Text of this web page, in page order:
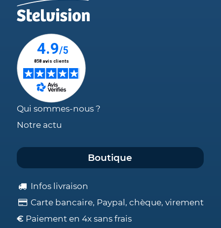
Qui sommes-nous ?
Notre actu
Boutique
Infos livraison
Carte bancaire, Paypal, chèque, virement
€ Paiement en 4x sans frais